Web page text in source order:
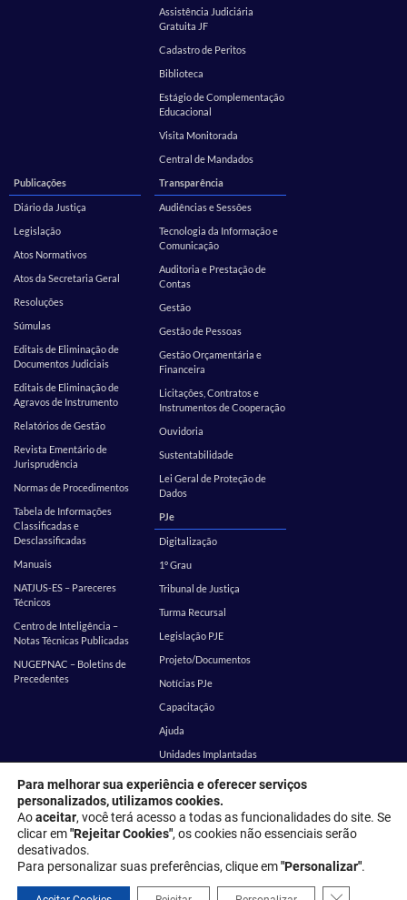
Assistência Judiciária
Gratuita JF
Cadastro de Peritos
Biblioteca
Estágio de Complementação
Educacional
Visita Monitorada
Central de Mandados
Publicações
Diário da Justiça
Legislação
Atos Normativos
Atos da Secretaria Geral
Resoluções
Súmulas
Editais de Eliminação de
Documentos Judiciais
Editais de Eliminação de
Agravos de Instrumento
Relatórios de Gestão
Revista Ementário de
Jurisprudência
Normas de Procedimentos
Tabela de Informações
Classificadas e
Desclassificadas
Manuais
NATJUS-ES – Pareceres
Técnicos
Centro de Inteligência –
Notas Técnicas Publicadas
NUGEPNAC – Boletins de
Precedentes
Transparência
Audiências e Sessões
Tecnologia da Informação e
Comunicação
Auditoria e Prestação de
Contas
Gestão
Gestão de Pessoas
Gestão Orçamentária e
Financeira
Licitações, Contratos e
Instrumentos de Cooperação
Ouvidoria
Sustentabilidade
Lei Geral de Proteção de
Dados
PJe
Digitalização
1º Grau
Tribunal de Justiça
Turma Recursal
Legislação PJE
Projeto/Documentos
Notícias PJe
Capacitação
Ajuda
Unidades Implantadas
Estatística
SEI
EMES Corregedoria
Endereço: Rua Desembargador Homero Mafra, 60 - Enseada do Suá,
Vitória - ES, 29050-906
Para melhorar sua experiência e oferecer serviços
personalizados, utilizamos cookies.
Aoaceitar, você terá acesso a todas as funcionalidades do site. Se
clicar em"Rejeitar Cookies", os cookies não essenciais serão
desativados.
Para personalizar suas preferências, clique em"Personalizar".
Close